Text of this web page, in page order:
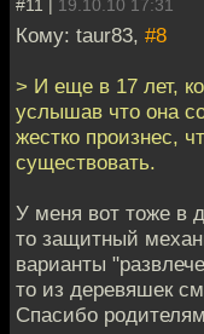
#11 | 19.10.10 17:31
Кому: taur83, #8
> И еще в 17 лет,
услышав что она
жестко произнес,
существовать.
У меня вот тоже в
то защитный
варианты
то из деревяшек
Спасибо